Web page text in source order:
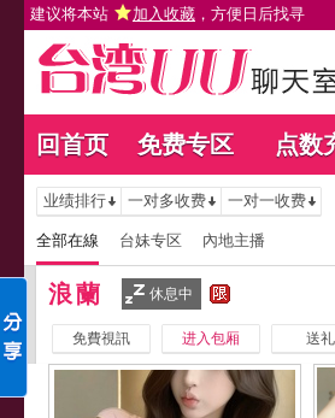
建议将本站 加入收藏 ，方便日后找寻
回首页 免费专区 点数
业绩排行 一对多收费 一对一收费
全部在線 台妹专区 內地主播
浪蘭 休息中
免費視訊 进入包厢 送礼